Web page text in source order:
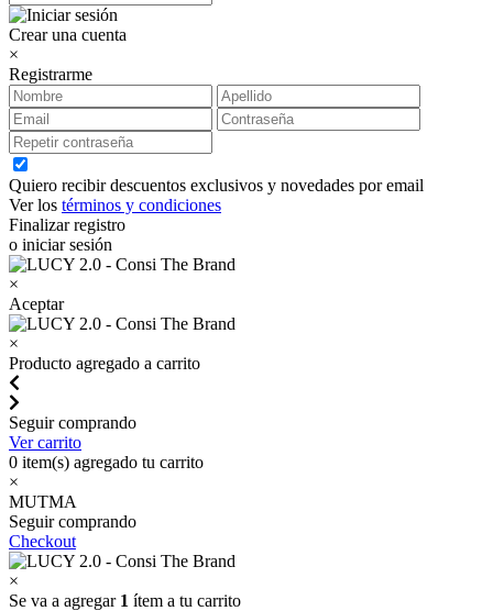
Crear una cuenta
×
Registrarme
Quiero recibir descuentos exclusivos y novedades por email
Ver los términos y condiciones
Finalizar registro
o iniciar sesión
×
Aceptar
×
Producto agregado a carrito
Seguir comprando
Ver carrito
0 item(s) agregado tu carrito
×
MUTMA
Seguir comprando
Checkout
×
Se va a agregar 1 ítem a tu carrito